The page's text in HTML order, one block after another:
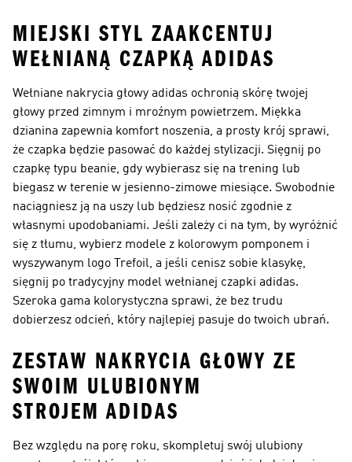
MIEJSKI STYL ZAAKCENTUJ
WEŁNIANĄ CZAPKĄ ADIDAS
Wełniane nakrycia głowy adidas ochronią skórę twojej
głowy przed zimnym i mroźnym powietrzem. Miękka
dzianina zapewnia komfort noszenia, a prosty krój sprawi,
że czapka będzie pasować do każdej stylizacji. Sięgnij po
czapkę typu beanie, gdy wybierasz się na trening lub
biegasz w terenie w jesienno-zimowe miesiące. Swobodnie
naciągniesz ją na uszy lub będziesz nosić zgodnie z
własnymi upodobaniami. Jeśli zależy ci na tym, by wyróżnić
się z tłumu, wybierz modele z kolorowym pomponem i
wyszywanym logo Trefoil, a jeśli cenisz sobie klasykę,
sięgnij po tradycyjny model wełnianej czapki adidas.
Szeroka gama kolorystyczna sprawi, że bez trudu
dobierzesz odcień, który najlepiej pasuje do twoich ubrań.
ZESTAW NAKRYCIA GŁOWY ZE
SWOIM ULUBIONYM
STROJEM ADIDAS
Bez względu na porę roku, skompletuj swój ulubiony